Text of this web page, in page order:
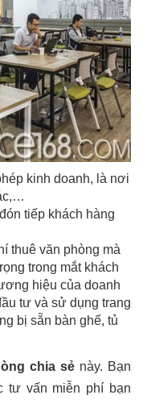
kinh doanh, là nơi
tiếp khách hàng
thuê văn phòng mà
trong mắt khách
hiệu của doanh
tư và sử dụng trang
bị sẵn bàn ghế, tủ
chia sẻnày. Bạn
tư vấn miễn phí bạn